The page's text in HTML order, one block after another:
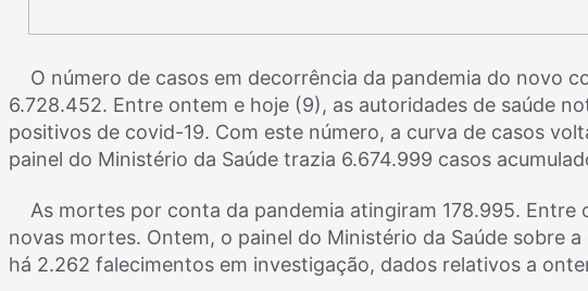
O número de casos em decorrência da pandemia do novo
6.728.452. Entre ontem e hoje (9), as autoridades de saúde
positivos de covid-19. Com este número, a curva de casos
painel do Ministério da Saúde trazia 6.674.999 casos
As mortes por conta da pandemia atingiram 178.995.
novas mortes. Ontem, o painel do Ministério da Saúde sobre
há 2.262 falecimentos em investigação, dados relativos a